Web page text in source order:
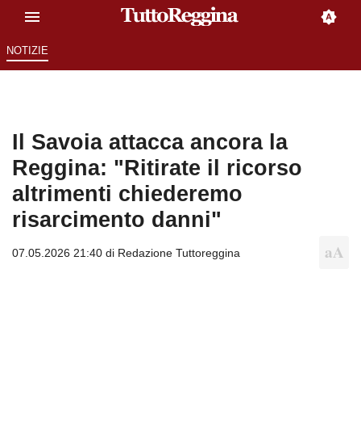
NOTIZIE
Il Savoia attacca ancora la
Reggina: "Ritirate il ricorso
altrimenti chiederemo
risarcimento danni"
07.05.2026 21:40 di Redazione Tuttoreggina